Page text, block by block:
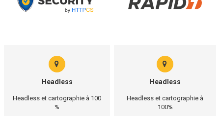
Headless
Headless et cartographie à 100
%
Headless
Headless et cartographie à
100%